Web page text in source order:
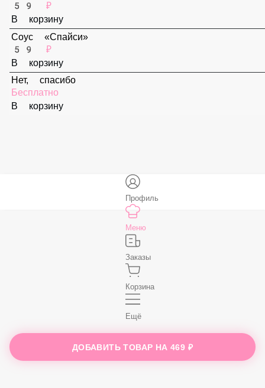
Твист Цезарь
459 ₽
В корзину
Соус «Ореховый»
59 ₽
В корзину
Соус «Спайси»
ДОБАВИТЬ ТОВАР НА469 ₽
Профиль
Меню
Заказы